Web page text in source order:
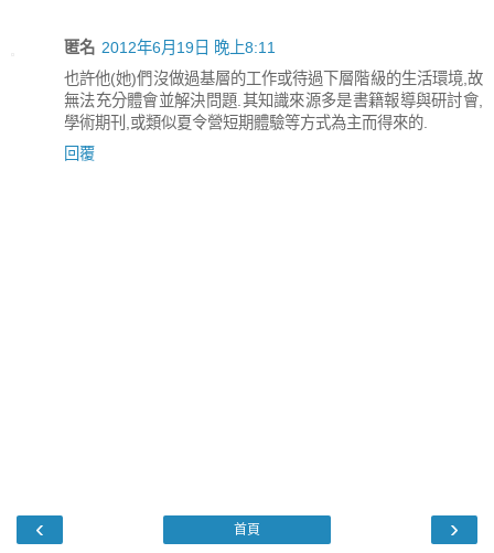
匿名 2012年6月19日 晚上8:11
也許他(她)們沒做過基層的工作或待過下層階級的生活環境,故
無法充分體會並解決問題.其知識來源多是書籍報導與研討會,
學術期刊,或類似夏令營短期體驗等方式為主而得來的.
回覆
‹ ›
首頁